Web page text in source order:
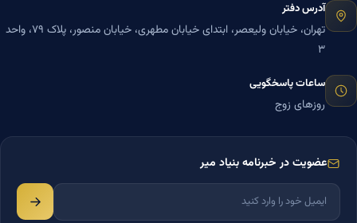
آدرس دفتر
تهران، خیابان ولیعصر، ابتدای خیابان مطهری، خیابان منصور، پلاک ۷۹، واحد
۳
ساعات پاسخگویی
روزهای زوج
عضویت در خبرنامه بنیاد میر